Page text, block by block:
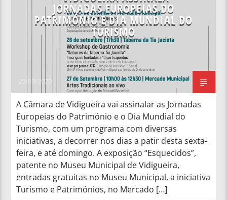
JORNADAS EUROPEIAS DO
PATRIMÓNIO E DIA MUNDIAL DO
TURISMO
25/09/2020
A Câmara de Vidigueira vai assinalar as Jornadas
Europeias do Património e o Dia Mundial do
Turismo, com um programa com diversas
iniciativas, a decorrer nos dias a patir desta sexta-
feira, e até domingo. A exposição “Esquecidos”,
patente no Museu Municipal de Vidigueira,
entradas gratuitas no Museu Municipal, a iniciativa
Turismo e Patrimónios, no Mercado […]